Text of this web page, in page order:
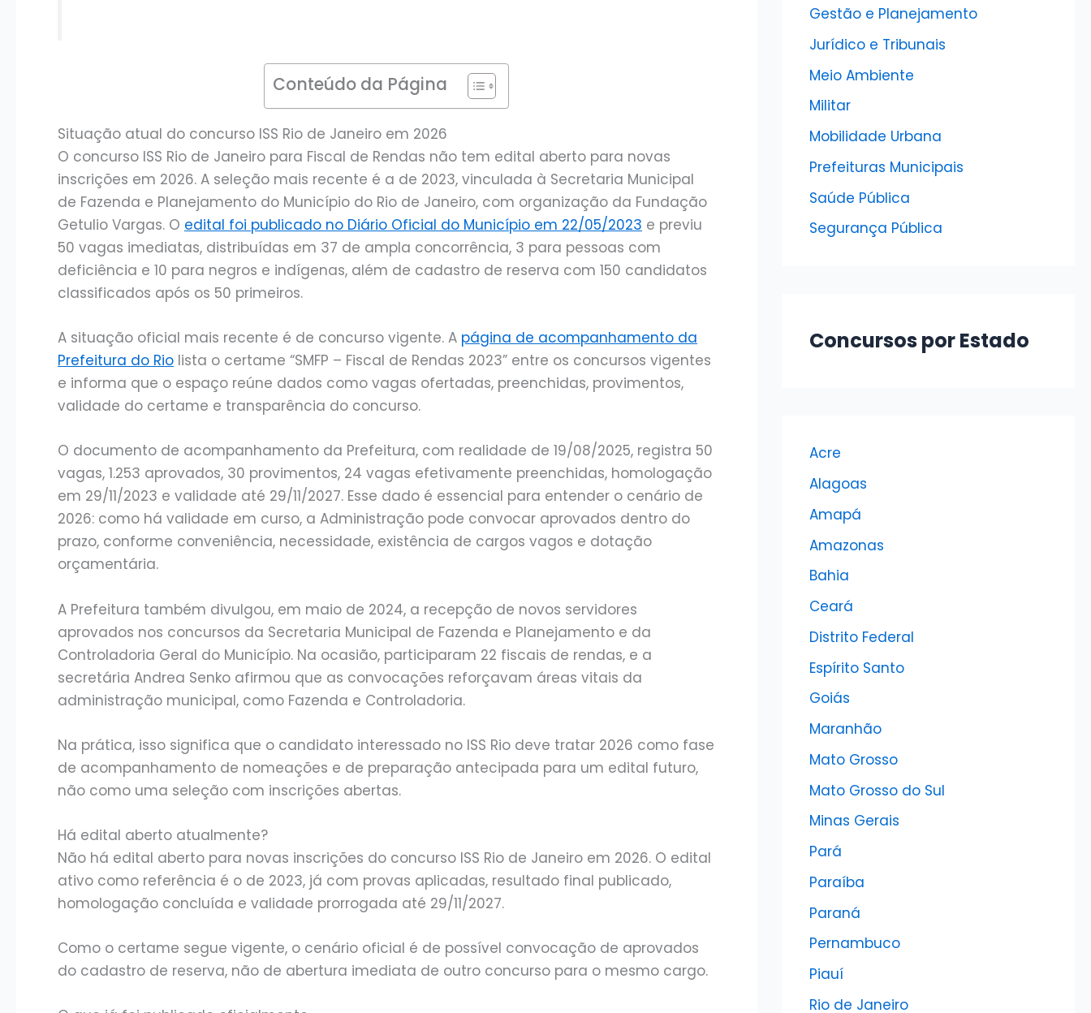
Conteúdo da Página
Situação atual do concurso ISS Rio de Janeiro em 2026
O concurso ISS Rio de Janeiro para Fiscal de Rendas não tem edital aberto para novas
inscrições em 2026. A seleção mais recente é a de 2023, vinculada à Secretaria Municipal
de Fazenda e Planejamento do Município do Rio de Janeiro, com organização da Fundação
Getulio Vargas. O edital foi publicado no Diário Oficial do Município em 22/05/2023 e previu
50 vagas imediatas, distribuídas em 37 de ampla concorrência, 3 para pessoas com
deficiência e 10 para negros e indígenas, além de cadastro de reserva com 150 candidatos
classificados após os 50 primeiros.
A situação oficial mais recente é de concurso vigente. A página de acompanhamento da
Prefeitura do Rio lista o certame “SMFP – Fiscal de Rendas 2023” entre os concursos vigentes
e informa que o espaço reúne dados como vagas ofertadas, preenchidas, provimentos,
validade do certame e transparência do concurso.
O documento de acompanhamento da Prefeitura, com realidade de 19/08/2025, registra 50
vagas, 1.253 aprovados, 30 provimentos, 24 vagas efetivamente preenchidas, homologação
em 29/11/2023 e validade até 29/11/2027. Esse dado é essencial para entender o cenário de
2026: como há validade em curso, a Administração pode convocar aprovados dentro do
prazo, conforme conveniência, necessidade, existência de cargos vagos e dotação
orçamentária.
A Prefeitura também divulgou, em maio de 2024, a recepção de novos servidores
aprovados nos concursos da Secretaria Municipal de Fazenda e Planejamento e da
Controladoria Geral do Município. Na ocasião, participaram 22 fiscais de rendas, e a
secretária Andrea Senko afirmou que as convocações reforçavam áreas vitais da
administração municipal, como Fazenda e Controladoria.
Na prática, isso significa que o candidato interessado no ISS Rio deve tratar 2026 como fase
de acompanhamento de nomeações e de preparação antecipada para um edital futuro,
não como uma seleção com inscrições abertas.
Há edital aberto atualmente?
Não há edital aberto para novas inscrições do concurso ISS Rio de Janeiro em 2026. O edital
ativo como referência é o de 2023, já com provas aplicadas, resultado final publicado,
homologação concluída e validade prorrogada até 29/11/2027.
Como o certame segue vigente, o cenário oficial é de possível convocação de aprovados
do cadastro de reserva, não de abertura imediata de outro concurso para o mesmo cargo.
Gestão e Planejamento
Jurídico e Tribunais
Meio Ambiente
Militar
Mobilidade Urbana
Prefeituras Municipais
Saúde Pública
Segurança Pública
Concursos por Estado
Acre
Alagoas
Amapá
Amazonas
Bahia
Ceará
Distrito Federal
Espírito Santo
Goiás
Maranhão
Mato Grosso
Mato Grosso do Sul
Minas Gerais
Pará
Paraíba
Paraná
Pernambuco
Piauí
Rio de Janeiro